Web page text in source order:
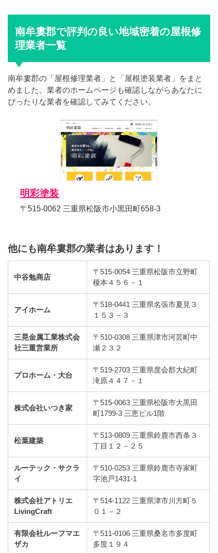
南牟婁郡で評判の良い地域密着の屋根修
理業者一覧
南牟婁郡の「屋根修理業者」と「屋根塗装業者」をまと
めました。業者のホームページも確認しながらあなたに
ぴったりな業者を確認してみてください。
明彩塗装
〒515-0062 三重県松阪市小黒田町658-3
他にも南牟婁郡の業者はあります！
中谷勉商店
〒515-0054 三重県松阪市立野町
榎本４５６－１
アイホーム
〒518-0441 三重県名張市夏見３
１５３－３
三晃金属工業株式会
社三重営業所
〒510-0308 三重県津市河芸町中
瀬２３２
プロホーム・大台
〒519-2703 三重県度会郡大紀町
滝原４４７－１
株式会社いつき家
〒515-0063 三重県松阪市大黒田
町1799-3 三恵ビル1階
松葉建築
〒513-0809 三重県鈴鹿市西条３
丁目１２－２５
ルーテック・サクラ
イ
〒510-0253 三重県鈴鹿市寺家町
字池戸1431-1
株式会社アトリエ
LivingCraft
〒514-1122 三重県津市川方町５
０１－２
有限会社ルーフマエ
ザカ
〒511-0106 三重県桑名市多度町
多度１９４